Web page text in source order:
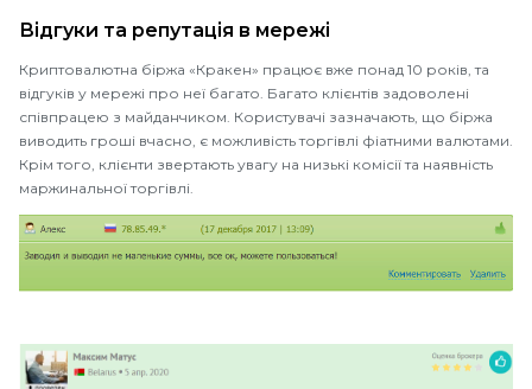
Відгуки та репутація в мережі
Криптовалютна біржа «Кракен» працює вже понад 10 років, та
відгуків у мережі про неї багато. Багато клієнтів задоволені
співпрацею з майданчиком. Користувачі зазначають, що біржа
виводить гроші вчасно, є можливість торгівлі фіатними валютами.
Крім того, клієнти звертають увагу на низькі комісії та наявність
маржинальної торгівлі.